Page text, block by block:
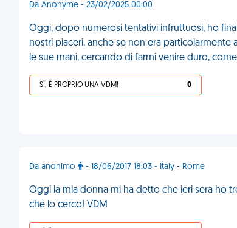
Da Anonyme - 23/02/2025 00:00
Oggi, dopo numerosi tentativi infruttuosi, ho
nostri piaceri, anche se non era particolarmente
le sue mani, cercando di farmi venire duro,
SÌ, È PROPRIO UNA VDM! 0
Da anonimo - 18/06/2017 18:03 - Italy - Rome
Oggi la mia donna mi ha detto che ieri sera ho
che lo cerco! VDM